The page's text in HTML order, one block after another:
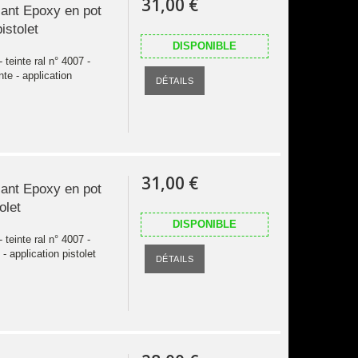
Epoxy en pot
ral n° 4007 -
- application
31,00 €
DISPONIBLE
DÉTAILS
Epoxy en pot
ral n° 4007 -
application pistolet
31,00 €
DISPONIBLE
DÉTAILS